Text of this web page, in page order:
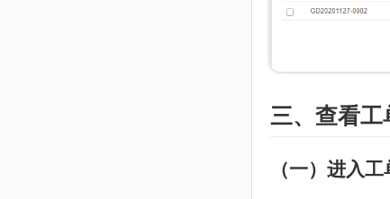
三、查看工
（一）进入